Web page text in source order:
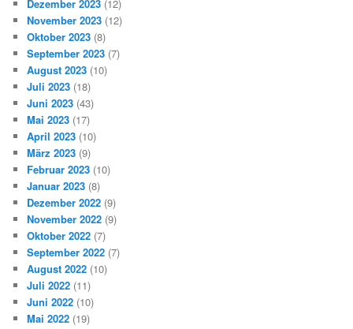
Dezember 2023 (12)
November 2023 (12)
Oktober 2023 (8)
September 2023 (7)
August 2023 (10)
Juli 2023 (18)
Juni 2023 (43)
Mai 2023 (17)
April 2023 (10)
März 2023 (9)
Februar 2023 (10)
Januar 2023 (8)
Dezember 2022 (9)
November 2022 (9)
Oktober 2022 (7)
September 2022 (7)
August 2022 (10)
Juli 2022 (11)
Juni 2022 (10)
Mai 2022 (19)